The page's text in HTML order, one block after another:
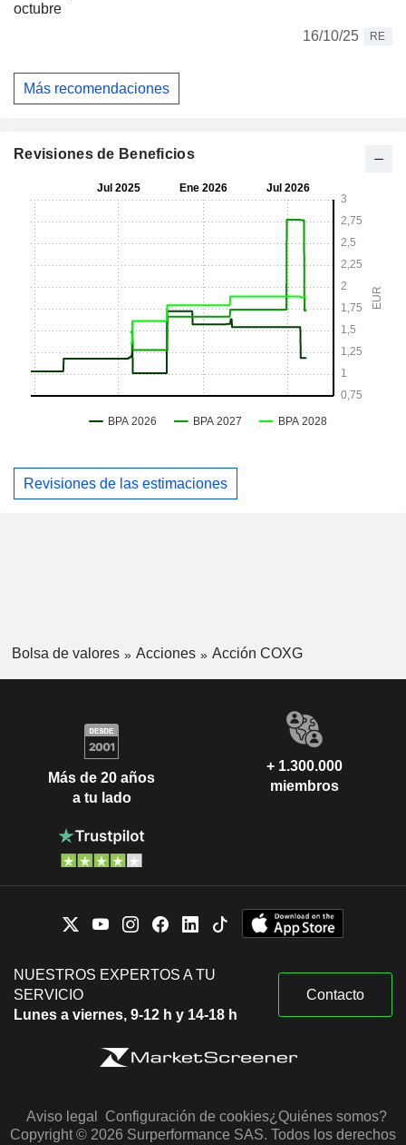
octubre
16/10/25
RE
Más recomendaciones
Revisiones de Beneficios
Revisiones de las estimaciones
Bolsa de valores Acciones Acción COXG
Más de 20 años
a tu lado
+ 1.300.000
miembros
NUESTROS EXPERTOS A TU
SERVICIO
Lunes a viernes, 9-12 h y 14-18 h
Contacto
Aviso legal Configuración de cookies¿Quiénes somos?
Copyright © 2026 Surperformance SAS. Todos los derechos